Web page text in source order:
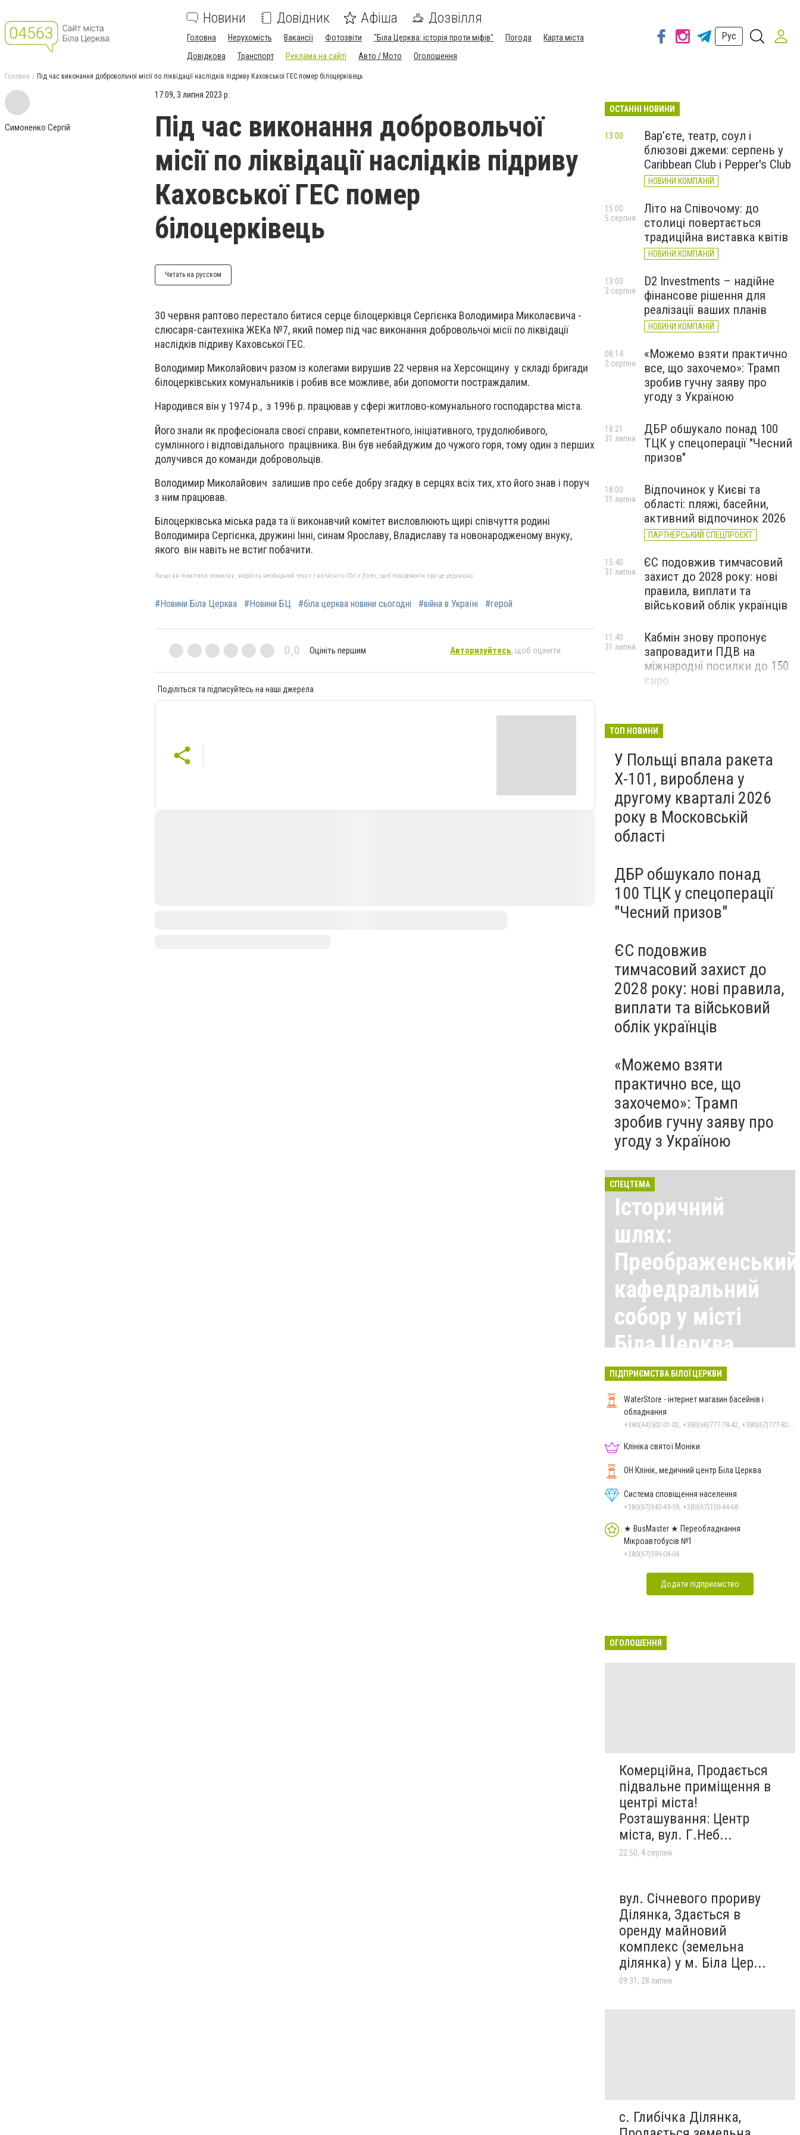
Новини Довідник Афіша Дозвілля
Головна Нерухомість Вакансії Фотозвіти "Біла Церква: історія проти міфів" Погода
Карта міста
Довідкова
Транспорт Реклама на сайті Авто / Мото Оголошення
Рус
Головна Під час виконання добровольчої місії по ліквідації наслідків підриву Каховської ГЕС помер білоцерківець
Симоненко Сергій
17:09, 3 липня 2023 р.
Під час виконання добровольчої
місії по ліквідації наслідків підриву
Каховської ГЕС помер
білоцерківець
Читать на русском
30 червня раптово перестало битися серце білоцерківця Сергієнка Володимира Миколаєвича -
слюсаря-сантехніка ЖЕКа №7, який помер під час виконання добровольчої місії по ліквідації
наслідків підриву Каховської ГЕС.
Володимир Миколайович разом із колегами вирушив 22 червня на Херсонщину у складі бригади
білоцерківських комунальників і робив все можливе, аби допомогти постраждалим.
Народився він у 1974 р., з 1996 р. працював у сфері житлово-комунального господарства міста.
Його знали як професіонала своєї справи, компетентного, ініціативного, трудолюбивого,
сумлінного і відповідального працівника. Він був небайдужим до чужого горя, тому один з перших
долучився до команди добровольців.
Володимир Миколайович залишив про себе добру згадку в серцях всіх тих, хто його знав і поруч
з ним працював.
Білоцерківська міська рада та її виконавчий комітет висловлюють щирі співчуття родині
Володимира Сергієнка, дружині Інні, синам Ярославу, Владиславу та новонародженому внуку,
якого він навіть не встиг побачити.
Якщо ви помітили помилку, виділіть необхідний текст і натисніть Ctrl + Enter, щоб повідомити про це редакцію
#Новини Біла Церква #Новини БЦ #біла церква новини сьогодні #війна в Україні #герой
0,0 Оцініть першим Авторизуйтесь, щоб оцінити
Поділіться та підписуйтесь на наші джерела
ОСТАННІ НОВИНИ
Вар’єте, театр, соул і
блюзові джеми: серпень у
Caribbean Club і Pepper's Club
НОВИНИ КОМПАНІЙ
13:00
Літо на Співочому: до
столиці повертається
традиційна виставка квітів
НОВИНИ КОМПАНІЙ
15:00
5 серпня
D2 Investments – надійне
фінансове рішення для
реалізації ваших планів
НОВИНИ КОМПАНІЙ
13:00
3 серпня
«Можемо взяти практично
все, що захочемо»: Трамп
зробив гучну заяву про
угоду з Україною
08:14
2 серпня
ДБР обшукало понад 100
ТЦК у спецоперації "Чесний
призов"
18:21
31 липня
Відпочинок у Києві та
області: пляжі, басейни,
активний відпочинок 2026
ПАРТНЕРСЬКИЙ СПЕЦПРОЄКТ
18:00
31 липня
ЄС подовжив тимчасовий
захист до 2028 року: нові
правила, виплати та
військовий облік українців
15:40
31 липня
Кабмін знову пропонує
запровадити ПДВ на
міжнародні посилки до 150
євро
11:40
31 липня
ТОП НОВИНИ
У Польщі впала ракета
Х-101, вироблена у
другому кварталі 2026
року в Московській
області
ДБР обшукало понад
100 ТЦК у спецоперації
"Чесний призов"
ЄС подовжив
тимчасовий захист до
2028 року: нові правила,
виплати та військовий
облік українців
«Можемо взяти
практично все, що
захочемо»: Трамп
зробив гучну заяву про
угоду з Україною
СПЕЦТЕМА
Історичний
шлях:
Преображенський
кафедральний
собор у місті
Біла Церква
Всі матеріали тут
ПІДПРИЄМСТВА БІЛОЇ ЦЕРКВИ
WaterStore - інтернет магазин басейнів і
обладнання
Клініка святої Моніки
ОН Клінік, медичний центр Біла Церква
Система сповіщення населення
+380(67)340-49-59, +380(67)350-44-68
★ BusMaster ★ Переобладнання
Мікроавтобусів №1
+380(67)599-04-04
Додати підприємство
ОГОЛОШЕННЯ
Комерційна, Продається
підвальне приміщення в
центрі міста!
Розташування: Центр
міста, вул. Г.Неб...
22:50, 4 серпня
вул. Січневого прориву
Ділянка, Здається в
оренду майновий
комплекс (земельна
ділянка) у м. Біла Цер...
09:31, 28 липня
с. Глибічка Ділянка,